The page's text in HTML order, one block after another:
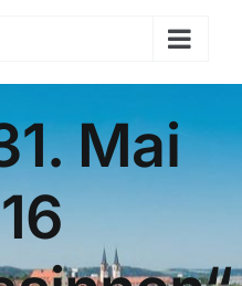
Mai